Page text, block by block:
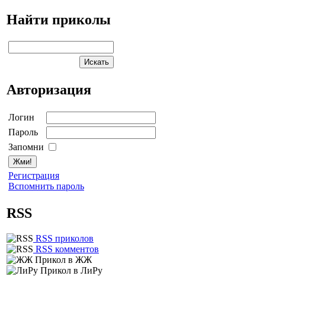
Найти приколы
Авторизация
Логин
Пароль
Запомни
Регистрация
Вспомнить пароль
RSS
RSS приколов
RSS комментов
Прикол в ЖЖ
Прикол в ЛиРу